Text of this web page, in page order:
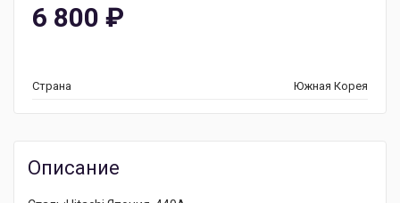
6 800 ₽
Страна Южная Корея
Описание